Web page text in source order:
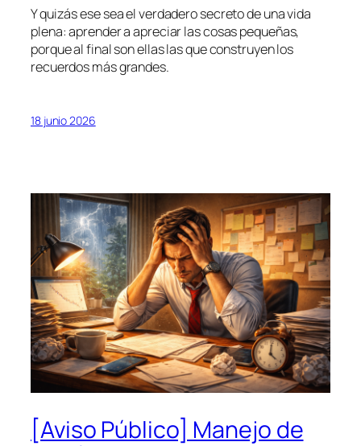
Y quizás ese sea el verdadero secreto de una vida
plena: aprender a apreciar las cosas pequeñas,
porque al final son ellas las que construyen los
recuerdos más grandes.
18 junio 2026
[Aviso Público] Manejo de